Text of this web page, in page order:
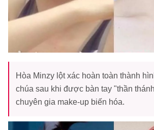
Hòa Minzy lột xác hoàn toàn thành
chúa sau khi được bàn tay "thần
chuyên gia make-up biến hóa.